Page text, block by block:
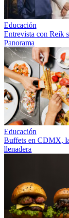
Educación
Entrevista con Reik
Panorama
Educación
Buffets en CDMX,
llenadera